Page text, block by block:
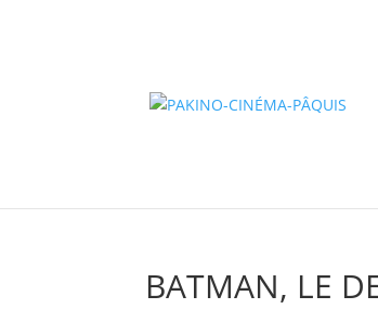
BATMAN, LE